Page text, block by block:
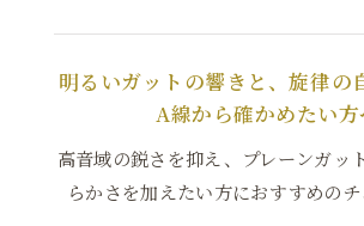
明るいガットの響きと、旋律の
A線から確かめたい方
高音域の鋭さを抑え、プレーンガッ
らかさを加えたい方におすすめのチ
6,006円(税込)